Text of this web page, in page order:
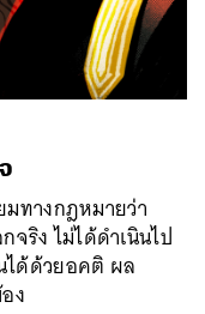
ทางกฎหมายว่า
ริง ไม่ได้ดำเนินไป
ได้ด้วยอคติ ผล
ง